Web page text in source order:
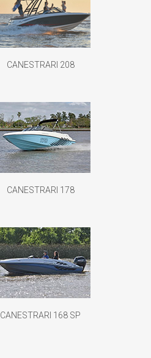
CANESTRARI 208
CANESTRARI 178
CANESTRARI 168 SP